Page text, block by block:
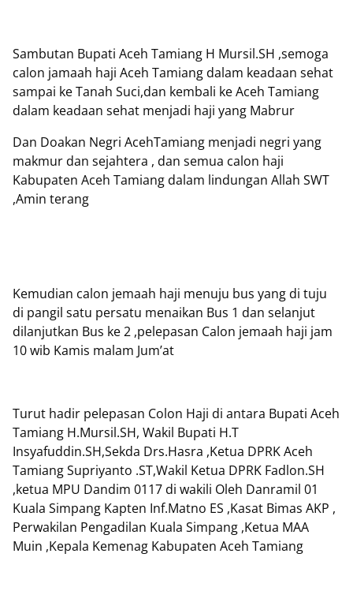
Sambutan Bupati Aceh Tamiang H Mursil.SH ,semoga
calon jamaah haji Aceh Tamiang dalam keadaan sehat
sampai ke Tanah Suci,dan kembali ke Aceh Tamiang
dalam keadaan sehat menjadi haji yang Mabrur
Dan Doakan Negri AcehTamiang menjadi negri yang
makmur dan sejahtera , dan semua calon haji
Kabupaten Aceh Tamiang dalam lindungan Allah SWT
,Amin terang
Kemudian calon jemaah haji menuju bus yang di tuju
di pangil satu persatu menaikan Bus 1 dan selanjut
dilanjutkan Bus ke 2 ,pelepasan Calon jemaah haji jam
10 wib Kamis malam Jum’at
Turut hadir pelepasan Colon Haji di antara Bupati Aceh
Tamiang H.Mursil.SH, Wakil Bupati H.T
Insyafuddin.SH,Sekda Drs.Hasra ,Ketua DPRK Aceh
Tamiang Supriyanto .ST,Wakil Ketua DPRK Fadlon.SH
,ketua MPU Dandim 0117 di wakili Oleh Danramil 01
Kuala Simpang Kapten Inf.Matno ES ,Kasat Bimas AKP ,
Perwakilan Pengadilan Kuala Simpang ,Ketua MAA
Muin ,Kepala Kemenag Kabupaten Aceh Tamiang